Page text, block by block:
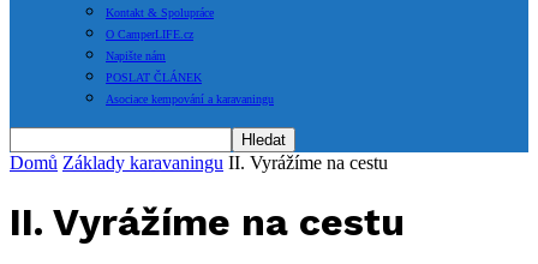
Kontakt & Spolupráce
O CamperLIFE.cz
Napište nám
POSLAT ČLÁNEK
Asociace kempování a karavaningu
Domů Základy karavaningu II. Vyrážíme na cestu
II. Vyrážíme na cestu